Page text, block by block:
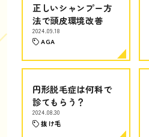
正しいシャンプー方
法で頭皮環境改善
2024.09.18
AGA
円形脱毛症は何科で
診てもらう？
2024.08.30
抜け毛